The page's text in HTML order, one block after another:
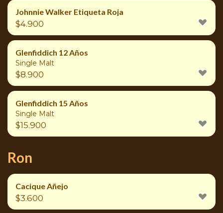
Johnnie Walker Etiqueta Roja
$4.900
Glenfiddich 12 Años
Single Malt
$8.900
Glenfiddich 15 Años
Single Malt
$15.900
Ron
Cacique Añejo
$3.600